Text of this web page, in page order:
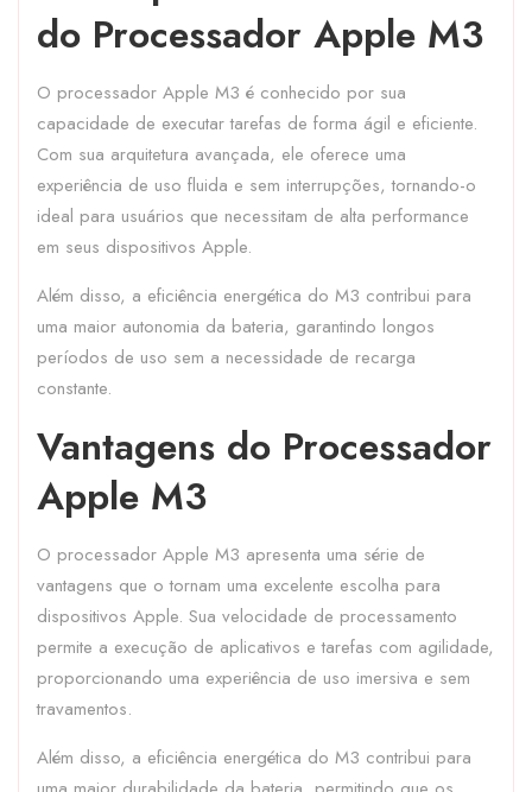
do Processador Apple M3
O processador Apple M3 é conhecido por sua
capacidade de executar tarefas de forma ágil e eficiente.
Com sua arquitetura avançada, ele oferece uma
experiência de uso fluida e sem interrupções, tornando-o
ideal para usuários que necessitam de alta performance
em seus dispositivos Apple.
Além disso, a eficiência energética do M3 contribui para
uma maior autonomia da bateria, garantindo longos
períodos de uso sem a necessidade de recarga
constante.
Vantagens do Processador
Apple M3
O processador Apple M3 apresenta uma série de
vantagens que o tornam uma excelente escolha para
dispositivos Apple. Sua velocidade de processamento
permite a execução de aplicativos e tarefas com agilidade,
proporcionando uma experiência de uso imersiva e sem
travamentos.
Além disso, a eficiência energética do M3 contribui para